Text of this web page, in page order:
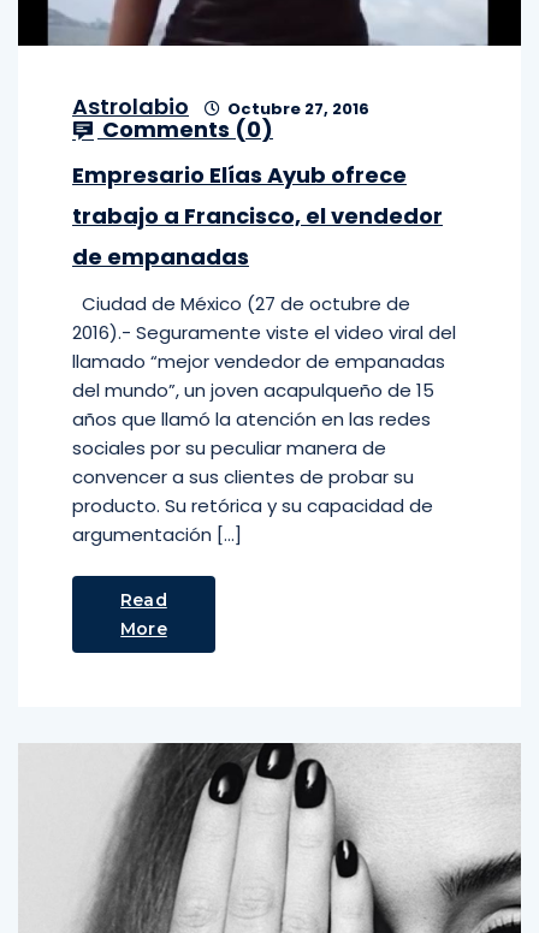
Astrolabio Octubre 27, 2016
Comments (0)
Empresario Elías Ayub ofrece
trabajo a Francisco, el vendedor
de empanadas
Ciudad de México (27 de octubre de
2016).- Seguramente viste el video viral del
llamado “mejor vendedor de empanadas
del mundo”, un joven acapulqueño de 15
años que llamó la atención en las redes
sociales por su peculiar manera de
convencer a sus clientes de probar su
producto. Su retórica y su capacidad de
argumentación […]
Read
More